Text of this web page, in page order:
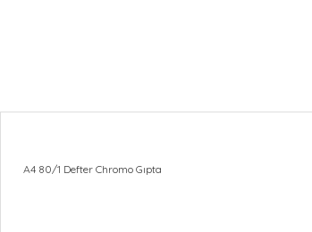
A4 80/1 Defter Chromo Gıpta